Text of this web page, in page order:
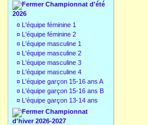
Championnat d'été
2026
¤ L'équipe féminine 1
¤ L'équipe féminine 2
¤ L'équipe masculine 1
¤ L'équipe masculine 2
¤ L'équipe masculine 3
¤ L'équipe masculine 4
¤ L'équipe garçon 15-16 ans A
¤ L'équipe garçon 15-16 ans B
¤ L'équipe garçon 13-14 ans
Championnat
d'hiver 2026-2027